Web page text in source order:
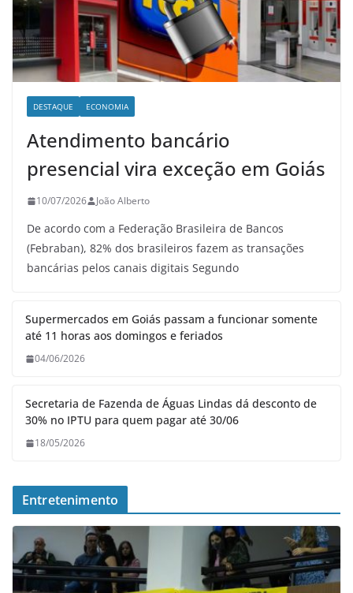
DESTAQUE ECONOMIA
Atendimento bancário
presencial vira exceção em Goiás
10/07/2026 João Alberto
De acordo com a Federação Brasileira de Bancos
(Febraban), 82% dos brasileiros fazem as transações
bancárias pelos canais digitais Segundo
Supermercados em Goiás passam a funcionar somente
até 11 horas aos domingos e feriados
04/06/2026
Secretaria de Fazenda de Águas Lindas dá desconto de
30% no IPTU para quem pagar até 30/06
18/05/2026
Entretenimento